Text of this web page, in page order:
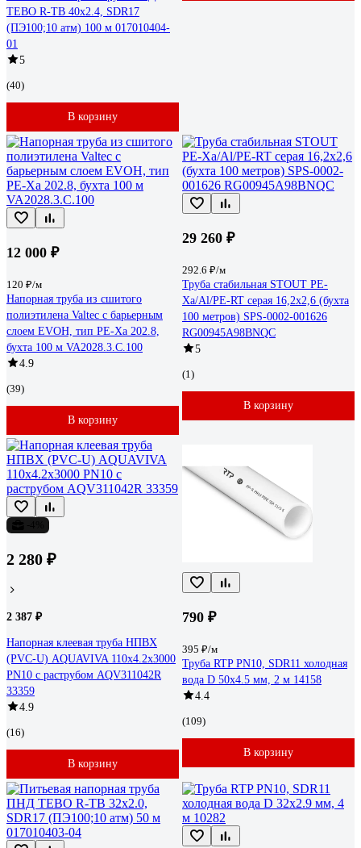
TEBO R-TB 40x2.4, SDR17
(ПЭ100;10 атм) 100 м 017010404-
01
5
(40)
В корзину
12 000 ₽
120 ₽/м
Напорная труба из сшитого
полиэтилена Valtec с барьерным
слоем EVOH, тип PE-Xa 202.8,
бухта 100 м VA2028.3.C.100
4.9
(39)
В корзину
29 260 ₽
292.6 ₽/м
Труба стабильная STOUT PE-
Xa/Al/PE-RT серая 16,2х2,6 (бухта
100 метров) SPS-0002-001626
RG00945A98BNQC
5
(1)
В корзину
2 280 ₽
2 387 ₽
Напорная клеевая труба НПВХ
(PVC-U) AQUAVIVA 110x4.2x3000
PN10 с раструбом AQV311042R
33359
4.9
(16)
В корзину
790 ₽
395 ₽/м
Труба RTP PN10, SDR11 холодная
вода D 50х4.5 мм, 2 м 14158
4.4
(109)
В корзину